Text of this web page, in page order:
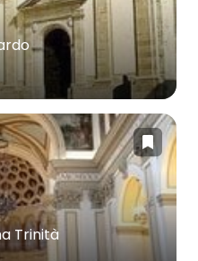
Trinità